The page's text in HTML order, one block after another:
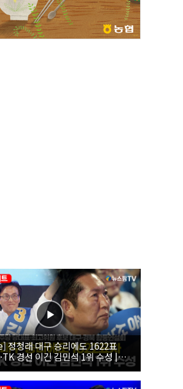
정청래 대구 승리에도 1622표
경선 이긴 김민석 1위 수성 |
불어민주당 당대표·최고위원 후
북 합동연설회